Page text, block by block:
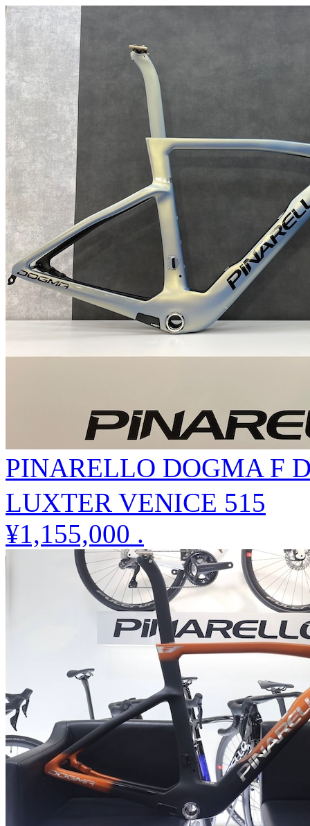
PINARELLO DOGMA F
LUXTER VENICE 515
¥1,155,000 .